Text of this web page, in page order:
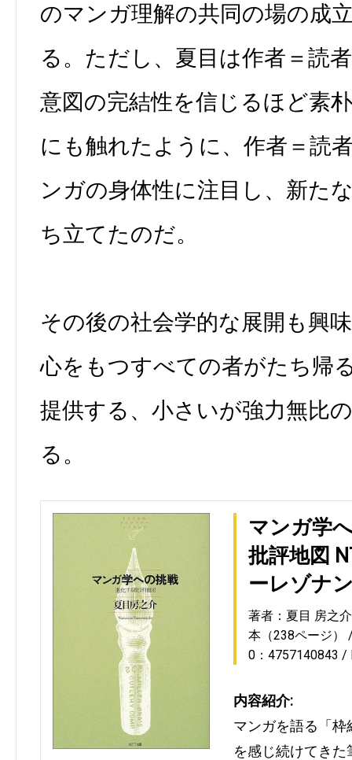
のマンガ理解の共同の場の成
る。ただし、夏目は作者＝読
意図の完結性を信じるほど素
にも触れたように、作者＝読
ンガの身体性に注目し、新た
ち立てたのだ。
その後の社会学的な展開も興
心をもつすべての者がたち帰
提供する、小さいが強力無比
る。
マンガ学
批評地図
ーレゾナ
著者：夏目 房之介
本（238ページ）
0：4757140843
内容紹介:
マンガを語る「
を感じ続けてき